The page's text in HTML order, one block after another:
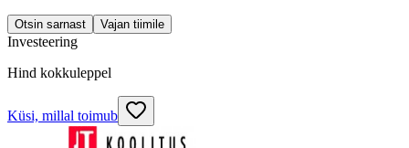
Otsin sarnast Vajan tiimile
Investeering
Hind kokkuleppel
Küsi, millal toimub